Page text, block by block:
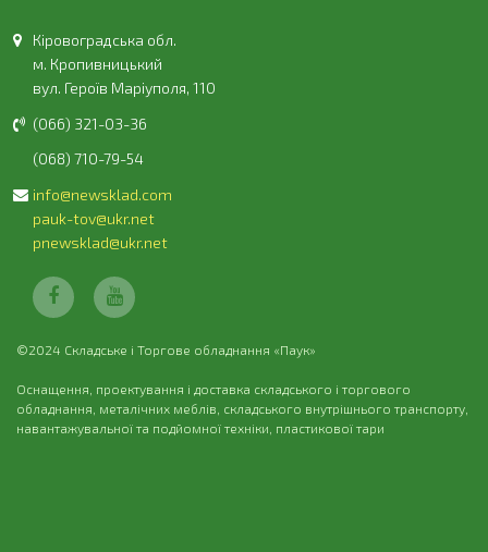
Кіровоградська обл.
м. Кропивницький
вул. Героїв Маріуполя, 110
(066) 321-03-36
(068) 710-79-54
info@newsklad.com
pauk-tov@ukr.net
pnewsklad@ukr.net
©2024 Складське і Торгове обладнання «Паук»
Оснащення, проектування і доставка складського і торгового
обладнання, металічних меблів, складського внутрішнього транспорту,
навантажувальної та подйомної техніки, пластикової тари